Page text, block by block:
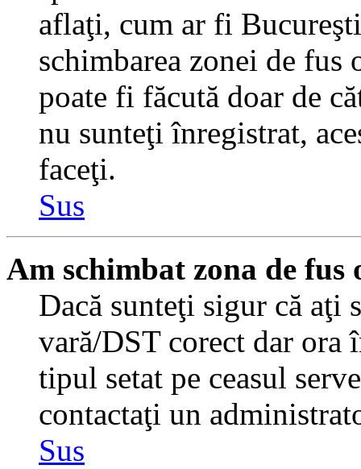
aflaţi, cum ar fi
schimbarea zonei de fus
poate fi făcută doar de
nu sunteţi înregistrat,
faceţi.
Sus
Am schimbat zona de
Dacă sunteţi sigur că aţi
vară/DST corect dar ora
tipul setat pe ceasul
contactaţi un
Sus